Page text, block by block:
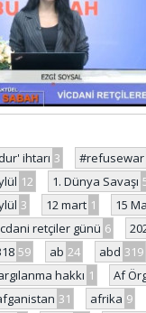
ihtarı 3 #refusewar
12 1. Dünya Savaşı
3 12 mart 1 15
retçiler günü 6
59 ab 24 abd 319
hakkı 1 Af
31 afrika 9